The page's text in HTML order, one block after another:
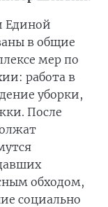
Единой
в общие
мер по
работа в
уборки,
После
обходом,
социально